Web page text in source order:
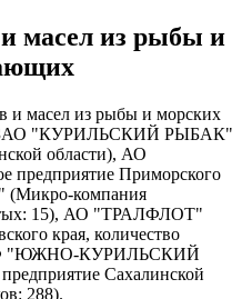
масел из рыбы и
и масел из рыбы и морских
ЗАО "КУРИЛЬСКИЙ РЫБАК"
области), АО
Приморского
компания
15), АО "ТРАЛФЛОТ"
края, количество
"ЮЖНО-КУРИЛЬСКИЙ
Сахалинской
288).